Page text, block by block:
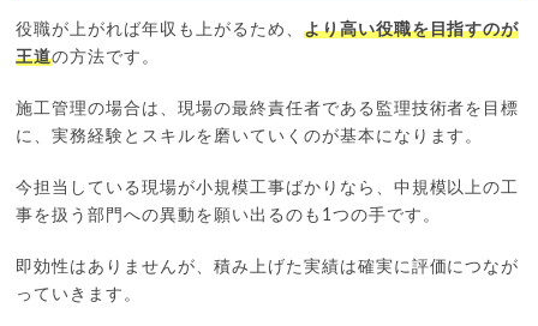
役職が上がれば年収も上がるため、 より高い役職を目指すのが
王道の方法です。
施工管理の場合は、現場の最終責任者である監理技術者を目標
に、実務経験とスキルを磨いていくのが基本になります。
今担当している現場が小規模工事ばかりなら、中規模以上の工
事を扱う部門への異動を願い出るのも1つの手です。
即効性はありませんが、積み上げた実績は確実に評価につなが
っていきます。